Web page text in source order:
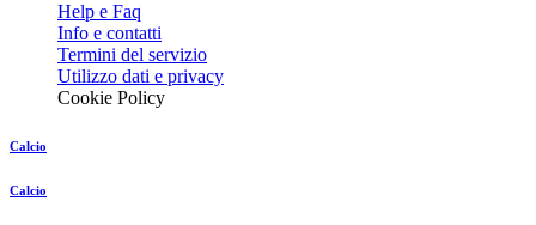
Help e Faq
Info e contatti
Termini del servizio
Utilizzo dati e privacy
Cookie Policy
Calcio
Calcio